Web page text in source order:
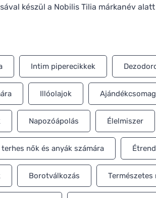
készül a Nobilis Tilia márkanév
nagyon jótékony hatással
Intim piperecikkek
Illóolajok
Napozóápolás Élelmiszer
nők és anyák számára
Borotválkozás Természetes